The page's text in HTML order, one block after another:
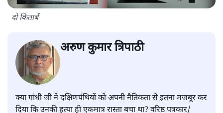
दो किताबें
अरुण कुमार त्रिपाठी
क्या गांधी जी ने दक्षिणपंथियों को अपनी नैतिकता से इतना मजबूर कर
दिया कि उनकी हत्या ही एकमात्र रास्ता बचा था? वरिष्ठ पत्रकार/